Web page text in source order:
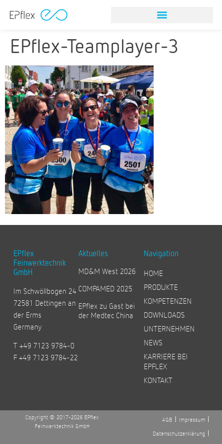
EPflex-Teamplayer-3
EPflex
Feinwerktechnik
GmbH
Im Schwöllbogen 24
72581 Dettingen an
der Erms
Germany
T +49 7123 9784-0
F +49 7123 9784-22
Aktuelles
MD&M West 2026
COMPAMED 2025
EPflex zu Gast bei
der Medtec China
Navigation
HOME
PRODUKTE
KOMPETENZEN
DOWNLOADS
UNTERNEHMEN
NEWS
KARRIERE BEI
EPFLEX
KONTAKT
Copyright © 2017-2026 EPflex
Feinwerktechnik GmbH
AGB
Impressum
Datenschutzerklärung